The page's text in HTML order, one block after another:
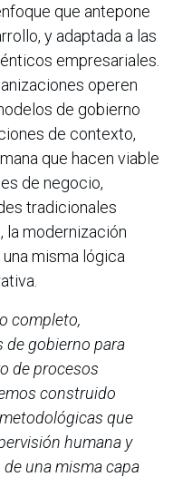
que antepone
y adaptada a las
empresariales.
operen
de gobierno
de contexto,
que hacen viable
de negocio,
tradicionales
la modernización
misma lógica
completo,
de gobierno para
de procesos
construido
que
humana y
una misma capa